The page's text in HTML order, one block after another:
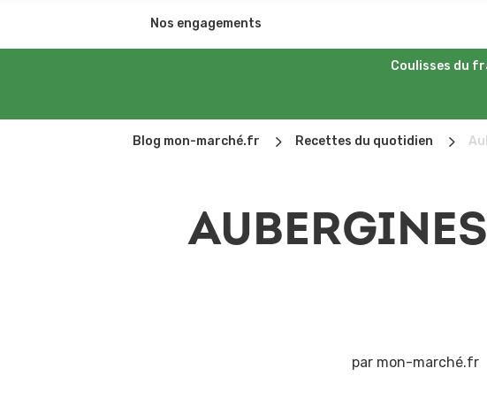
Nos engagements
Coulisses du
Blog mon-marché.fr 5 Recettes du quotidien 5
par mon-marché.fr